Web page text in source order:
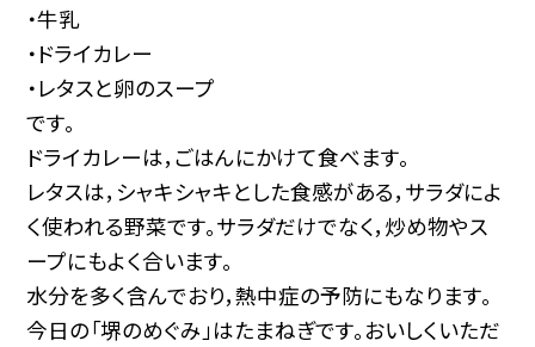
・牛乳
・ドライカレー
・レタスと卵のスープ
です。
ドライカレーは，ごはんにかけて食べます。
レタスは，シャキシャキとした食感がある，サラダによ
く使われる野菜です。サラダだけでなく，炒め物やス
ープにもよく合います。
水分を多く含んでおり，熱中症の予防にもなります。
今日の「堺のめぐみ」はたまねぎです。おいしくいただ